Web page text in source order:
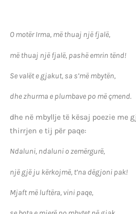
O motër Irma, më thuaj një fjalë,
më thuaj një fjalë, pashë emrin tënd!
Se valët e gjakut, sa s’më mbytën,
dhe zhurma e plumbave po më çmend.
dhe në mbyllje të kësaj poezie me
thirrjen e tij për paqe:
Ndaluni, ndaluni o zemërgurë,
një gjë ju kërkojmë, t’na dëgjoni pak!
Mjaft më luftëra, vini paqe,